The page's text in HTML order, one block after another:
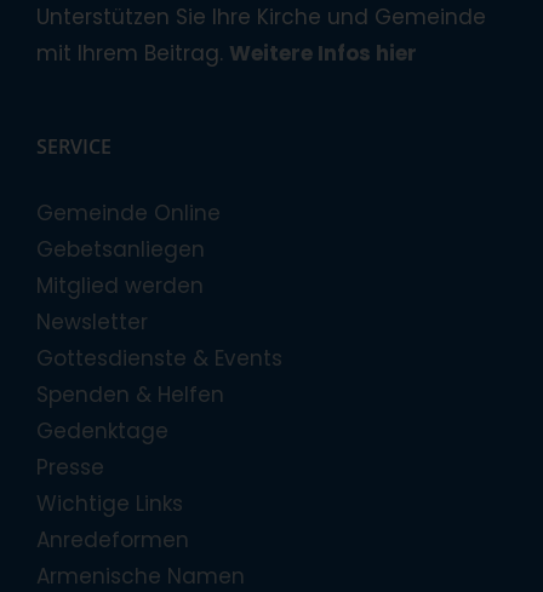
Unterstützen Sie Ihre Kirche und Gemeinde
mit Ihrem Beitrag. Weitere Infos hier
SERVICE
Gemeinde Online
Gebetsanliegen
Mitglied werden
Newsletter
Gottesdienste & Events
Spenden & Helfen
Gedenktage
Presse
Wichtige Links
Anredeformen
Armenische Namen